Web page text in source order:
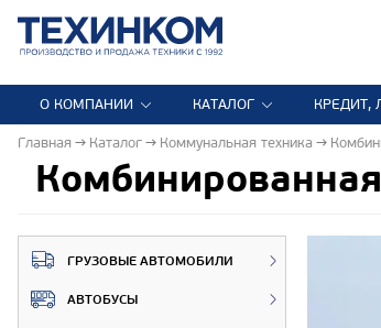
О КОМПАНИИ КАТАЛОГ КРЕДИТ,
Главная Каталог Коммунальная техника
ГРУЗОВЫЕ АВТОМОБИЛИ
АВТОБУСЫ